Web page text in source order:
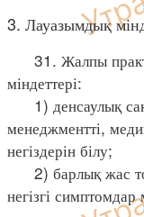
3. Лауазымдық
31. Жалпы
міндеттері:
1) денсаулық
менеджментті,
негіздерін білу;
2) барлық жас
негізгі